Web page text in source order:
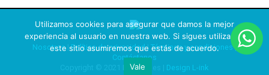
Nosotros|Política de privacidad| Términos y condiciones|
Contáctanos
Copyright © 2021 Rechismes | Design L-ink
Utilizamos cookies para asegurar que damos la mejor
experiencia al usuario en nuestra web. Si sigues utilizando
este sitio asumiremos que estás de acuerdo.
Vale